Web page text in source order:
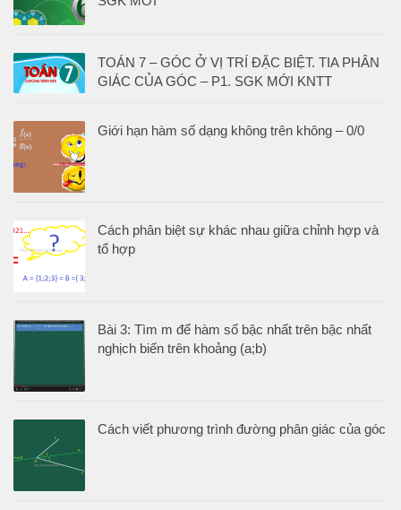
TOÁN 7 – GÓC Ở VỊ TRÍ ĐẶC BIỆT. TIA PHÂN
GIÁC CỦA GÓC – P1. SGK MỚI KNTT
Giới hạn hàm số dạng không trên không – 0/0
Cách phân biệt sự khác nhau giữa chỉnh hợp và
tổ hợp
Bài 3: Tìm m để hàm số bậc nhất trên bậc nhất
nghịch biến trên khoảng (a;b)
Cách viết phương trình đường phân giác của góc